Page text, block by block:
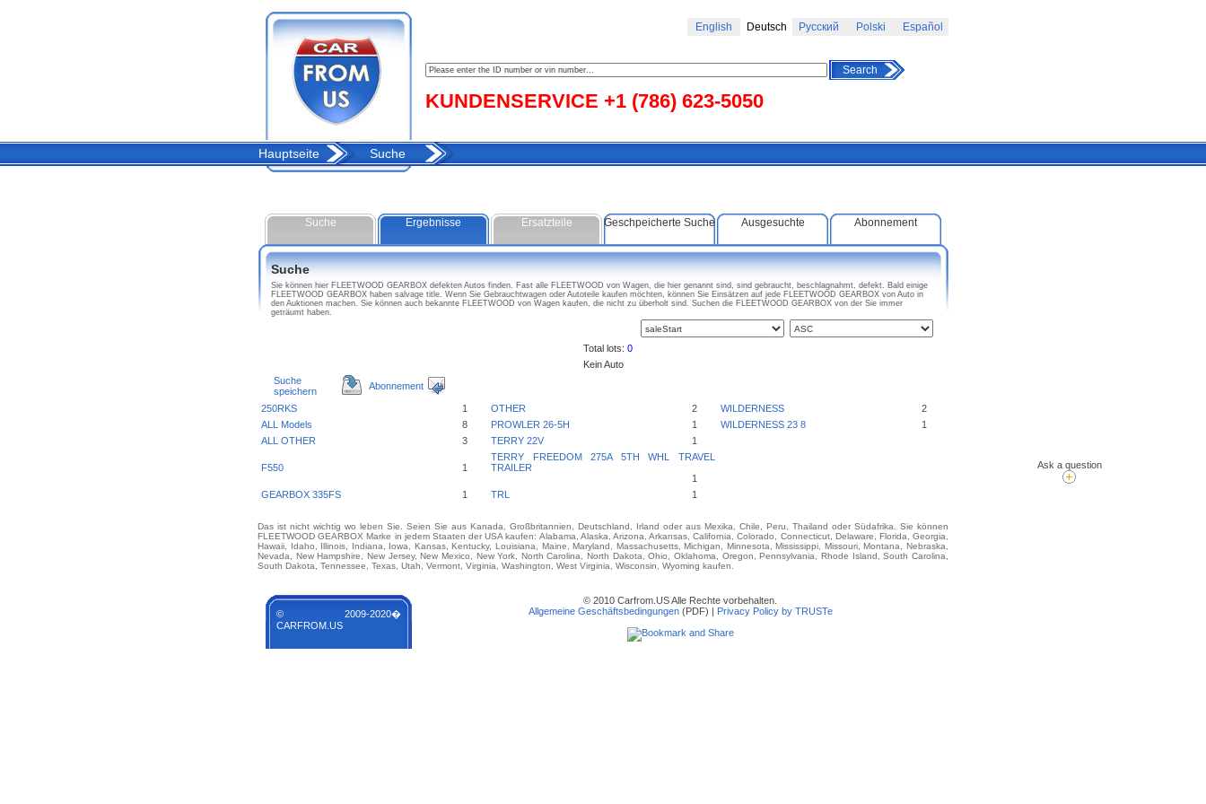
Ask a question
English Deutsch Русский Polski Español
KUNDENSERVICE +1 (786) 623-5050
Search
Hauptseite Suche
Suche Ergebnisse Ersatzteile Geschpeicherte Suche Ausgesuchte Abonnement
Suche
Sie können hier FLEETWOOD GEARBOX defekten Autos finden. Fast alle FLEETWOOD von Wagen, die hier genannt sind, sind gebraucht, beschlagnahmt, defekt. Bald einige
FLEETWOOD GEARBOX haben salvage title. Wenn Sie Gebrauchtwagen oder Autoteile kaufen möchten, können Sie Einsätzen auf jede FLEETWOOD GEARBOX von Auto in
den Auktionen machen. Sie können auch bekannte FLEETWOOD von Wagen kaufen, die nicht zu überholt sind. Suchen die FLEETWOOD GEARBOX von der Sie immer
geträumt haben.
Total lots: 0
Kein Auto
Suche
speichern
Abonnement
250RKS 1 OTHER 2 WILDERNESS
2
ALL Models
8 PROWLER 26-5H 1 WILDERNESS 23 8
1
ALL OTHER
3 TERRY 22V 1
F550 1
TERRY FREEDOM 275A 5TH WHL TRAVEL
TRAILER
1
GEARBOX 335FS
1 TRL 1
Das ist nicht wichtig wo leben Sie. Seien Sie aus Kanada, Großbritannien, Deutschland, Irland oder aus Mexika, Chile, Peru, Thailand oder Südafrika. Sie können
FLEETWOOD GEARBOX Marke in jedem Staaten der USA kaufen: Alabama, Alaska, Arizona, Arkansas, California, Colorado, Connecticut, Delaware, Florida, Georgia,
Hawaii, Idaho, Illinois, Indiana, Iowa, Kansas, Kentucky, Louisiana, Maine, Maryland, Massachusetts, Michigan, Minnesota, Mississippi, Missouri, Montana, Nebraska,
Nevada, New Hampshire, New Jersey, New Mexico, New York, North Carolina, North Dakota, Ohio, Oklahoma, Oregon, Pennsylvania, Rhode Island, South Carolina,
South Dakota, Tennessee, Texas, Utah, Vermont, Virginia, Washington, West Virginia, Wisconsin, Wyoming kaufen.
© 2009-2020�
CARFROM.US
© 2010 Carfrom.US Alle Rechte vorbehalten.
Allgemeine Geschäftsbedingungen(PDF) | Privacy Policy by TRUSTe